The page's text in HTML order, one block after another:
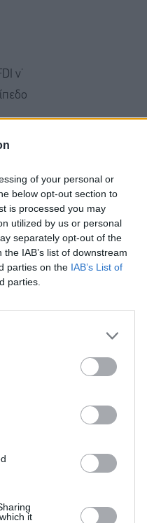
of your personal or
below opt-out section to
is processed you may
utilized by us or personal
separately opt-out of the
IAB’s list of downstream
parties on the IAB’s List of
parties.
it
ν’
κατά